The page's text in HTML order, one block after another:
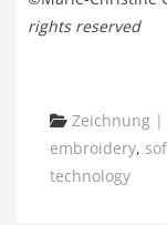
rights reserved
Categories
Zeichnung |
embroidery,
technology